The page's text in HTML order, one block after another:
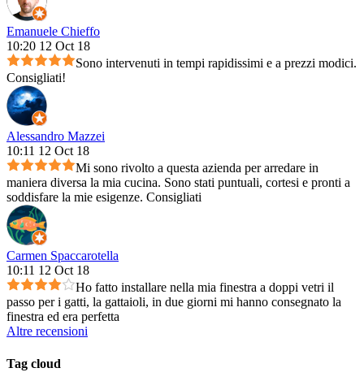
Emanuele Chieffo
10:20 12 Oct 18
Sono intervenuti in tempi rapidissimi e a prezzi modici.
Consigliati!
Alessandro Mazzei
10:11 12 Oct 18
Mi sono rivolto a questa azienda per arredare in
maniera diversa la mia cucina. Sono stati puntuali, cortesi e pronti a
soddisfare la mie esigenze. Consigliati
Carmen Spaccarotella
10:11 12 Oct 18
Ho fatto installare nella mia finestra a doppi vetri il
passo per i gatti, la gattaioli, in due giorni mi hanno consegnato la
finestra ed era perfetta
Altre recensioni
Tag cloud